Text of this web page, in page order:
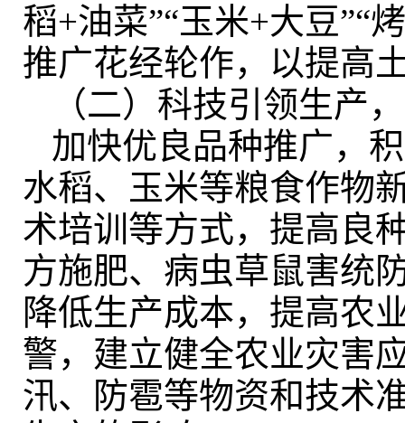
稻+油菜”“玉米+大豆”“
推广花经轮作，以提高
（二）科技引领生产，
加快优良品种推广，
水稻、玉米等粮食作物
术培训等方式， 提高良
方施肥、病虫草鼠害统
降低生产成本，提高农
警，建立健全农业灾害
汛、防雹等物资和技术